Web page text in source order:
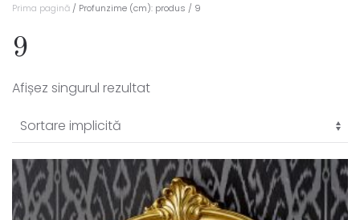
Prima pagină / Profunzime (cm): produs / 9
9
Afișez singurul rezultat